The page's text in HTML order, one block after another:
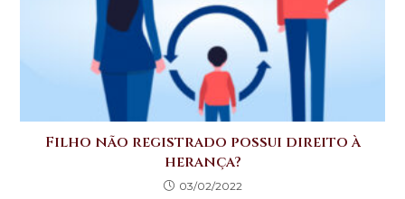
Filho não registrado possui direito à
herança?
03/02/2022